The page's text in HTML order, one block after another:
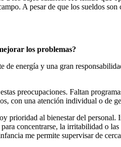
A pesar de que los sueldos
los problemas?
de energía y una gran
preocupaciones. Faltan
con una atención individual o de
prioridad al bienestar del
concentrarse, la irritabilidad o
me permite supervisar de